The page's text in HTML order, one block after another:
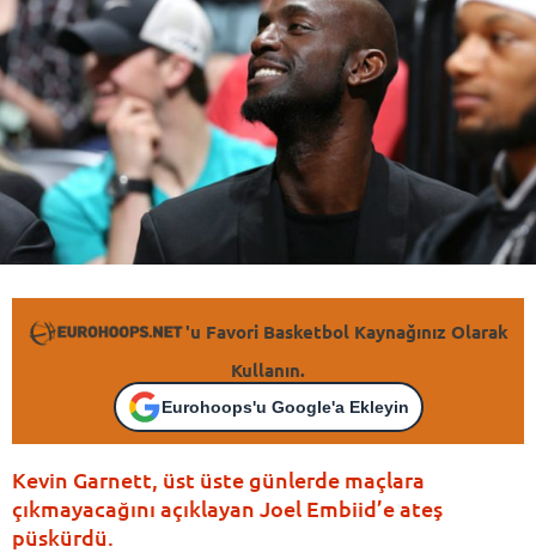
'u Favori Basketbol Kaynağınız Olarak
Kullanın.
Eurohoops'u Google'a Ekleyin
Kevin Garnett, üst üste günlerde maçlara
çıkmayacağını açıklayan Joel Embiid’e ateş
püskürdü.